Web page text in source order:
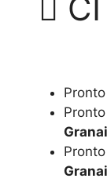
Granai
Granai